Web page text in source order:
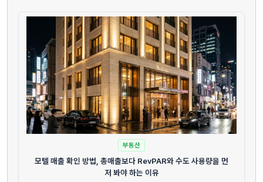
부동산
모텔 매출 확인 방법, 총매출보다 RevPAR와 수도 사용량을 먼
저 봐야 하는 이유